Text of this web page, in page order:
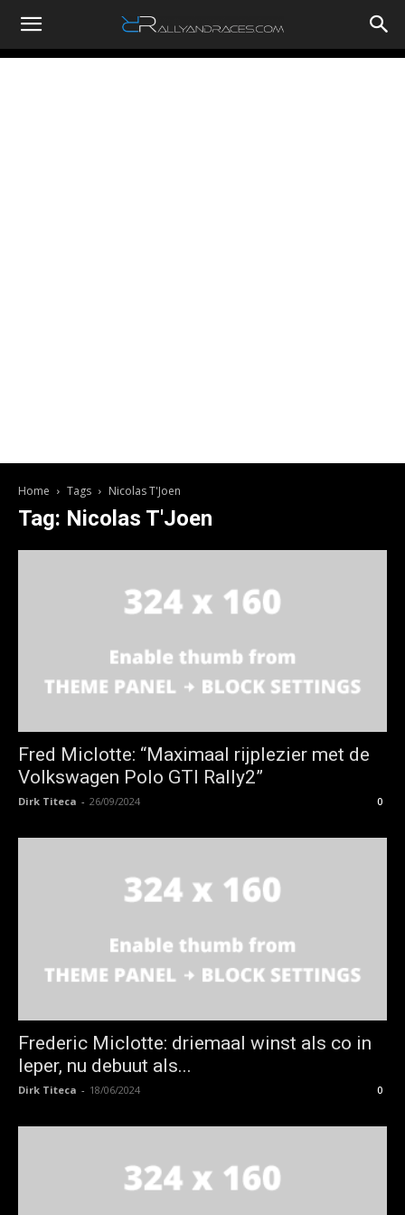
RallyandRaces.com
Home Tags Nicolas T'Joen
Tag: Nicolas T'Joen
Fred Miclotte: “Maximaal rijplezier met de
Volkswagen Polo GTI Rally2”
Dirk Titeca - 26/09/2024 0
Frederic Miclotte: driemaal winst als co in
Ieper, nu debuut als...
Dirk Titeca - 18/06/2024 0